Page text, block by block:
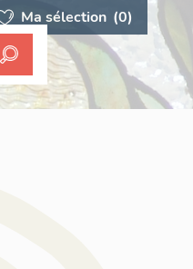
Ma sélection (0)